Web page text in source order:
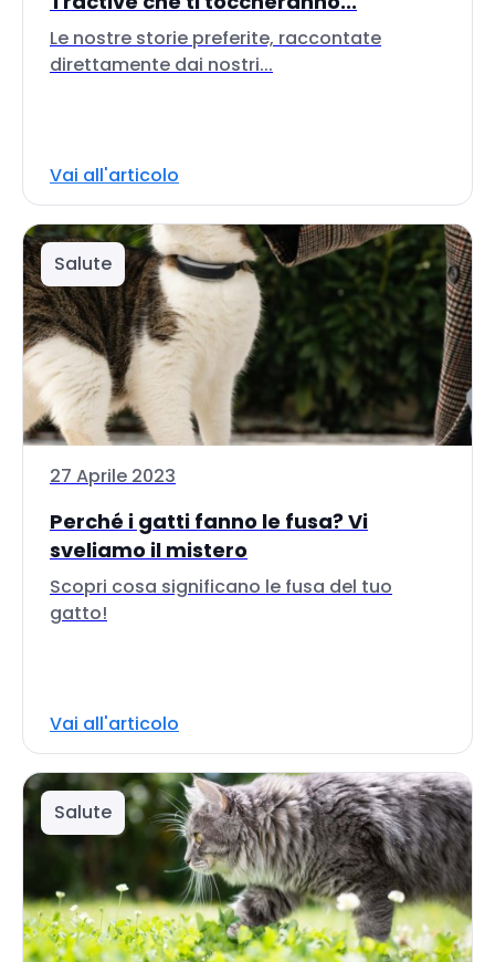
Le nostre storie preferite, raccontate
direttamente dai nostri...
Vai all'articolo
Salute
27 Aprile 2023
Perché i gatti fanno le fusa? Vi
sveliamo il mistero
Scopri cosa significano le fusa del tuo
gatto!
Vai all'articolo
Salute